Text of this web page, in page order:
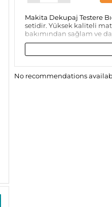
Makita Dekupaj Testere
setidir. Yüksek kaliteli
bakımından sağlam ve
No recommendations